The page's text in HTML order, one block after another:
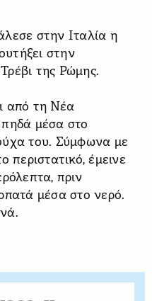
στην Ιταλία η
στην
της Ρώμης.
από τη Νέα
μέσα στο
του. Σύμφωνα με
περιστατικό, έμεινε
πριν
μέσα στο νερό.